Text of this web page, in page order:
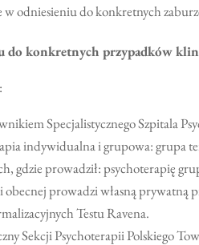
odniesieniu do konkretnych
do konkretnych przypadków
:
Specjalistycznego Szpitala
indywidualna i grupowa: grupa
gdzie prowadził: psychoterapię
prowadzi własną prywatną
Testu Ravena.
Sekcji Psychoterapii Polskiego